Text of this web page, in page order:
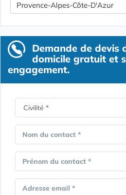
Provence-Alpes-Côte-D'Azur
Demande de devis
domicile gratuit et
engagement.
Nom du contact *
Prénom du contact *
Adresse email *